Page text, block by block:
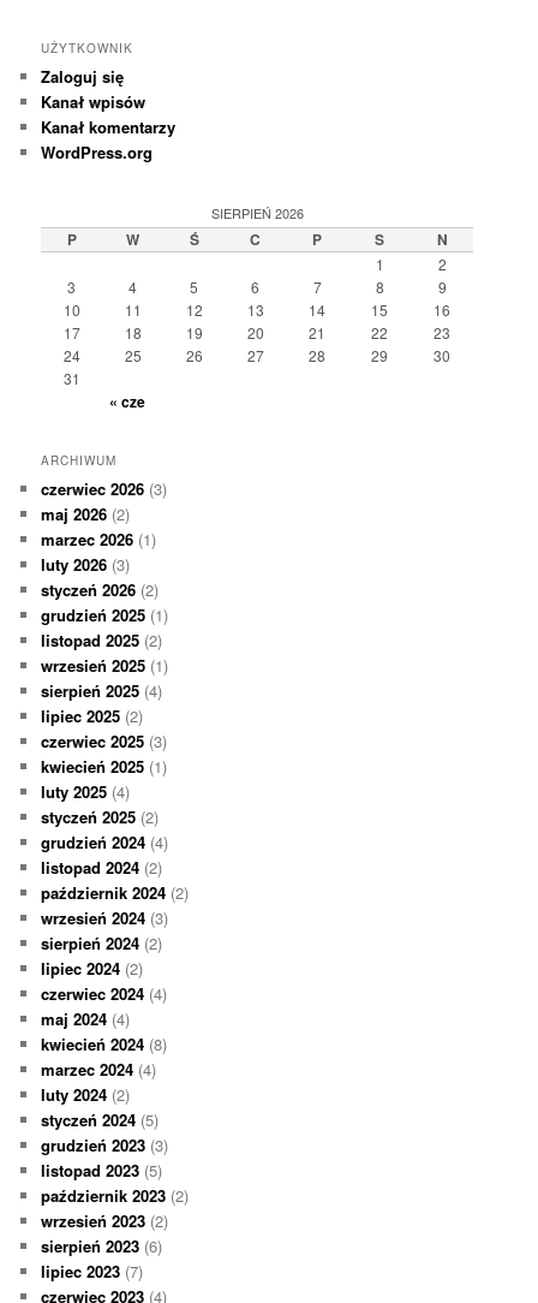
UŻYTKOWNIK
Zaloguj się
Kanał wpisów
Kanał komentarzy
WordPress.org
SIERPIEŃ 2026
P W Ś C P S N
1
2
3
4 5 6 7 8
9
10
11 12 13 14 15
16
17
18 19 20 21 22
23
24
25 26 27 28 29
30
31
« cze
ARCHIWUM
czerwiec 2026 (3)
maj 2026 (2)
marzec 2026 (1)
luty 2026 (3)
styczeń 2026 (2)
grudzień 2025 (1)
listopad 2025 (2)
wrzesień 2025 (1)
sierpień 2025 (4)
lipiec 2025 (2)
czerwiec 2025 (3)
kwiecień 2025 (1)
luty 2025 (4)
styczeń 2025 (2)
grudzień 2024 (4)
listopad 2024 (2)
październik 2024 (2)
wrzesień 2024 (3)
sierpień 2024 (2)
lipiec 2024 (2)
czerwiec 2024 (4)
maj 2024 (4)
kwiecień 2024 (8)
marzec 2024 (4)
luty 2024 (2)
styczeń 2024 (5)
grudzień 2023 (3)
listopad 2023 (5)
październik 2023 (2)
wrzesień 2023 (2)
sierpień 2023 (6)
lipiec 2023 (7)
czerwiec 2023 (4)